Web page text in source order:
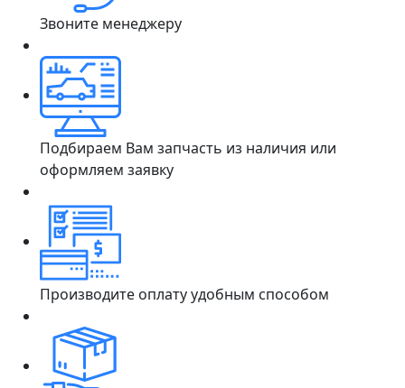
Звоните менеджеру
Подбираем Вам запчасть из наличия или
оформляем заявку
Производите оплату удобным способом